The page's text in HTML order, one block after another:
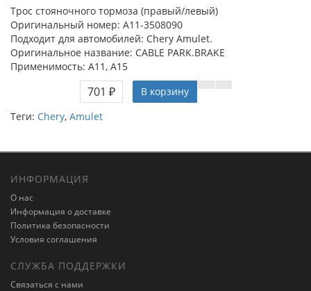
Трос стояночного тормоза (правый/левый)
Оригинальный номер: A11-3508090
Подходит для автомобилей: Chery Amulet.
Оригинальное название: CABLE PARK.BRAKE
Применимость: A11, A15
701 ₽
В корзину
Теги: Chery, Amulet
ИНФОРМАЦИЯ
О нас
Информация о доставке
Политика безопасности
Условия соглашения
СЛУЖБА ПОДДЕРЖКИ
Связаться с нами